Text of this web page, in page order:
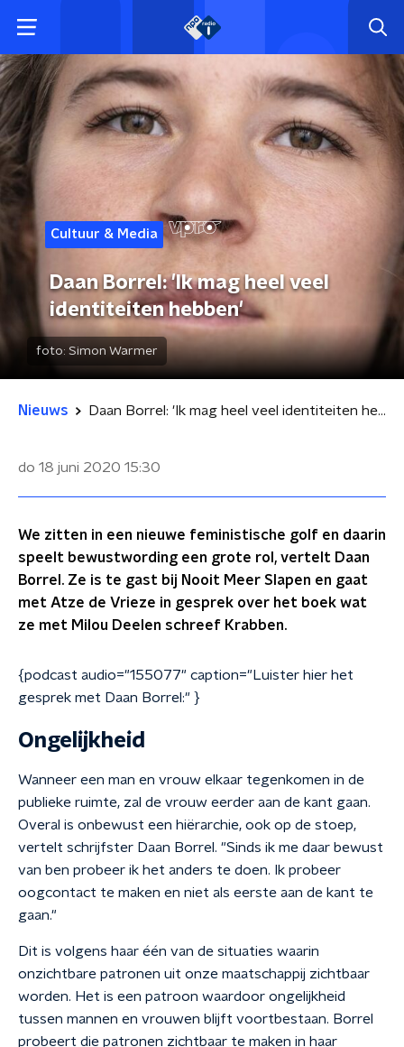
Cultuur & Media
Daan Borrel: 'Ik mag heel veel
identiteiten hebben'
foto: Simon Warmer
Nieuws Daan Borrel: 'Ik mag heel veel identiteiten hebben'
do 18 juni 2020 15:30
We zitten in een nieuwe feministische golf en daarin
speelt bewustwording een grote rol, vertelt Daan
Borrel. Ze is te gast bij Nooit Meer Slapen en gaat
met Atze de Vrieze in gesprek over het boek wat
ze met Milou Deelen schreef Krabben.
{podcast audio="155077" caption="Luister hier het
gesprek met Daan Borrel:" }
Ongelijkheid
Wanneer een man en vrouw elkaar tegenkomen in de
publieke ruimte, zal de vrouw eerder aan de kant gaan.
Overal is onbewust een hiërarchie, ook op de stoep,
vertelt schrijfster Daan Borrel. "Sinds ik me daar bewust
van ben probeer ik het anders te doen. Ik probeer
oogcontact te maken en niet als eerste aan de kant te
gaan."
Dit is volgens haar één van de situaties waarin
onzichtbare patronen uit onze maatschappij zichtbaar
worden. Het is een patroon waardoor ongelijkheid
tussen mannen en vrouwen blijft voortbestaan. Borrel
probeert die patronen zichtbaar te maken in haar